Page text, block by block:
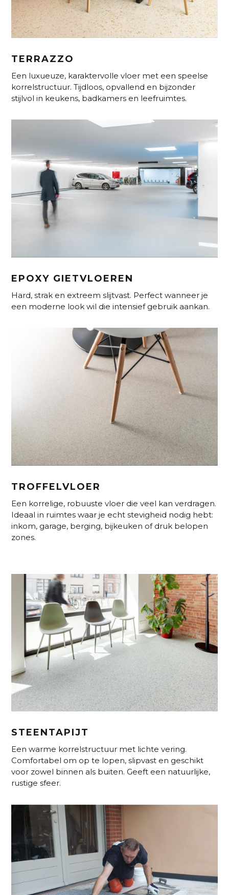
TERRAZZO
Een luxueuze, karaktervolle vloer met een speelse
korrelstructuur. Tijdloos, opvallend en bijzonder
stijlvol in keukens, badkamers en leefruimtes.
EPOXY GIETVLOEREN
Hard, strak en extreem slijtvast. Perfect wanneer je
een moderne look wil die intensief gebruik aankan.
TROFFELVLOER
Een korrelige, robuuste vloer die veel kan verdragen.
Ideaal in ruimtes waar je echt stevigheid nodig hebt:
inkom, garage, berging, bijkeuken of druk belopen
zones.
STEENTAPIJT
Een warme korrelstructuur met lichte vering.
Comfortabel om op te lopen, slipvast en geschikt
voor zowel binnen als buiten. Geeft een natuurlijke,
rustige sfeer.